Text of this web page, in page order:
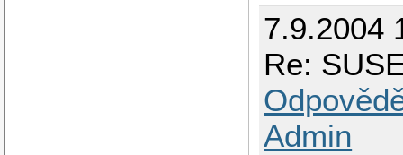
7.9.2004
Re:
Admin